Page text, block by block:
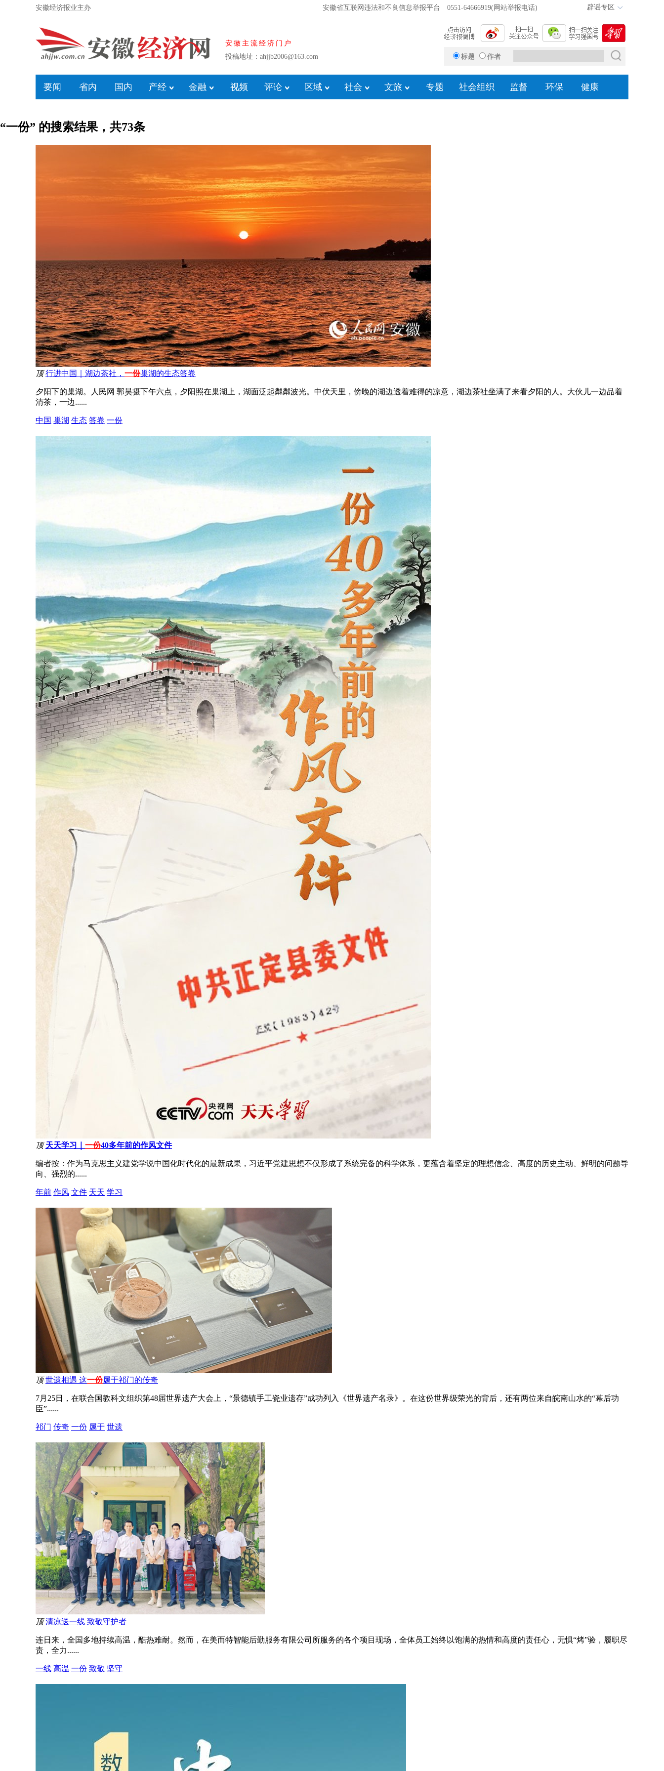
安徽经济报业主办 安徽省互联网违法和不良信息举报平台 0551-64666919(网站举报电话) 辟谣专区
安徽主流经济门户
投稿地址：ahjjb2006@163.com
标题 作者
要闻 省内 国内 产经 金融 视频 评论 区域 社会 文旅 专题 社会组织 监督 环保 健康
“一份” 的搜索结果，共73条
顶 行进中国｜湖边茶社， 一份巢湖的生态答卷
夕阳下的巢湖。人民网 郭昊摄下午六点，夕阳照在巢湖上，湖面泛起粼粼波光。中伏天里，傍晚的湖边透着难得的凉意，湖边茶社坐满了来看夕阳的人。大伙儿一边品着
清茶，一边......
中国 巢湖 生态 答卷 一份
顶 天天学习｜ 一份40多年前的作风文件
编者按：作为马克思主义建党学说中国化时代化的最新成果，习近平党建思想不仅形成了系统完备的科学体系，更蕴含着坚定的理想信念、高度的历史主动、鲜明的问题导
向、强烈的......
年前 作风 文件 天天 学习
顶 世遗相遇 这一份属于祁门的传奇
7月25日，在联合国教科文组织第48届世界遗产大会上，“景德镇手工瓷业遗存”成功列入《世界遗产名录》。在这份世界级荣光的背后，还有两位来自皖南山水的“幕后功
臣”......
祁门 传奇 一份 属于 世遗
顶 清凉送一线 致敬守护者
连日来，全国多地持续高温，酷热难耐。然而，在美而特智能后勤服务有限公司所服务的各个项目现场，全体员工始终以饱满的热情和高度的责任心，无惧“烤”验，履职尽
责，全力......
一线 高温 一份 致敬 坚守